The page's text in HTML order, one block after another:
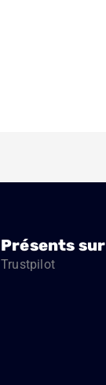
Présents sur
Trustpilot